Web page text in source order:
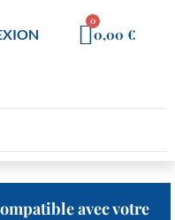
0,00 €
avec votre